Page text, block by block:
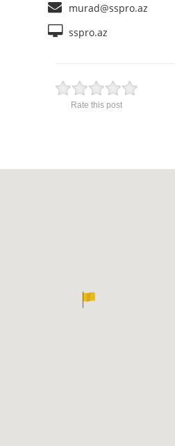
murad@sspro.az
sspro.az
Rate this post